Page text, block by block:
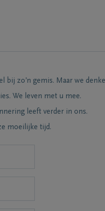
bij zo’n gemis. Maar we
We leven met u mee.
leeft verder in ons.
moeilijke tijd.